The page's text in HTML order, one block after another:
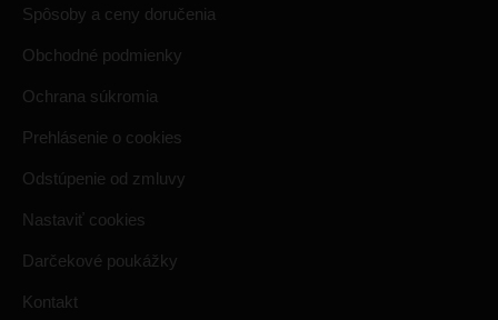
Spôsoby a ceny doručenia
Obchodné podmienky
Ochrana súkromia
Prehlásenie o cookies
Odstúpenie od zmluvy
Nastaviť cookies
Darčekové poukážky
Kontakt